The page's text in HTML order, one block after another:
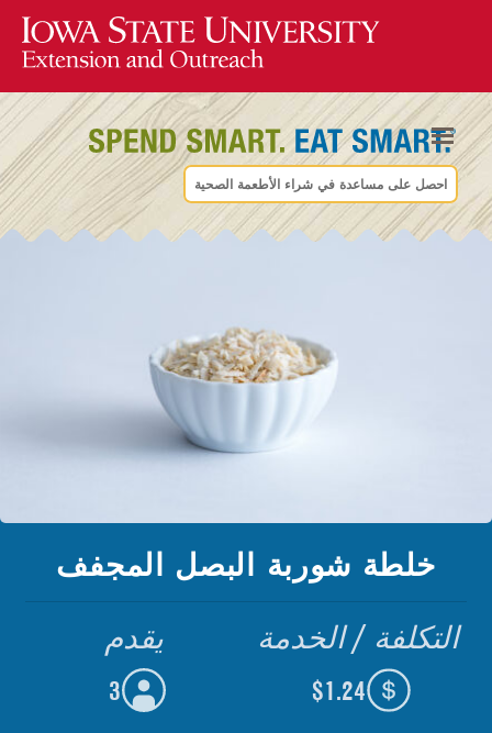
احصل على مساعدة في شراء الأطعمة الصحية
خلطة شوربة البصل المجفف
يقدم
3
التكلفة / الخدمة
$1.24